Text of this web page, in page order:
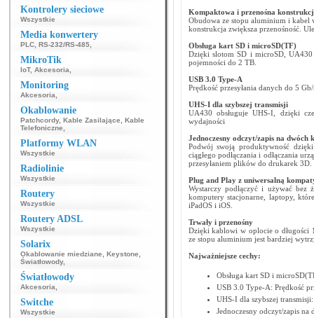
Kontrolery sieciowe
Wszystkie
Media konwertery
PLC RS-232/RS-485
MikroTik
IoT, Akcesoria
Monitoring
Akcesoria
Okablowanie
Patchcordy, Kable Zasilające
Kable
Telefoniczne
Platformy WLAN
Wszystkie
Radiolinie
Wszystkie
Routery
Wszystkie
Routery ADSL
Wszystkie
Solarix
Okablowanie miedziane Keystone
Światłowody,
Światłowody
Akcesoria
Switche
Wszystkie
Kompaktowa i przenośna
Obudowa ze stopu aluminium i kabel
konstrukcja zwiększa przenośność.
Obsługa kart SD i microSD(TF)
Dzięki slotom SD i microSD,
pojemności do 2 TB.
USB 3.0 Type-A
Prędkość przesyłania danych do 5
UHS-I dla szybszej transmisji
UA430 obsługuje UHS-I, dzięki
wydajności
Jednoczesny odczyt/zapis na dwóch
Podwój swoją produktywność
ciągłego podłączania i odłączania
przesyłaniem plików do drukarek 3D.
Plug and Play z uniwersalną
Wystarczy podłączyć i używać bez
komputery stacjonarne, laptopy,
iPadOS i iOS.
Trwały i przenośny
Dzięki kablowi w oplocie o długości
ze stopu aluminium jest bardziej
Najważniejsze cechy:
Obsługa kart SD i
USB 3.0 Type-A: Prędkość
UHS-I dla szybszej
Jednoczesny odczyt/zapis na